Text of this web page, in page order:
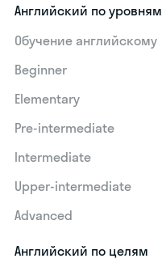
Английский по уровням
Обучение английскому
Beginner
Elementary
Pre-intermediate
Intermediate
Upper-intermediate
Advanced
Английский по целям